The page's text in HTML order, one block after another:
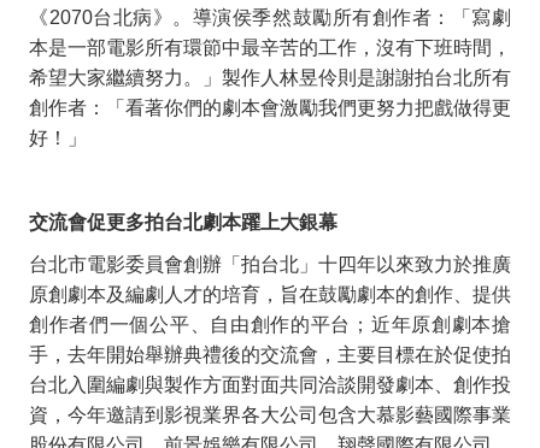
《2070台北病》。導演侯季然鼓勵所有創作者：「寫劇
本是一部電影所有環節中最辛苦的工作，沒有下班時間，
希望大家繼續努力。」製作人林昱伶則是謝謝拍台北所有
創作者：「看著你們的劇本會激勵我們更努力把戲做得更
好！」
交流會促更多拍台北劇本躍上大銀幕
台北市電影委員會創辦「拍台北」十四年以來致力於推廣
原創劇本及編劇人才的培育，旨在鼓勵劇本的創作、提供
創作者們一個公平、自由創作的平台；近年原創劇本搶
手，去年開始舉辦典禮後的交流會， 主要目標在於促使拍
台北入圍編劇與製作方面對面共同洽談開發劇本、創作投
資，今年邀請到影視業界各大公司包含大慕影藝國際事業